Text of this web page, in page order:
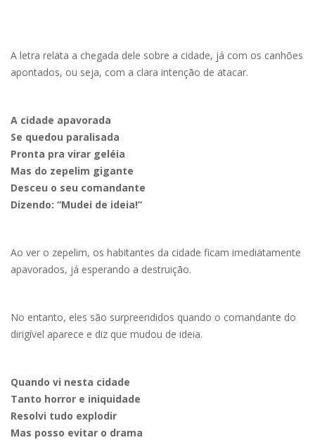
A letra relata a chegada dele sobre a cidade, já com os canhões
apontados, ou seja, com a clara intenção de atacar.
A cidade apavorada
Se quedou paralisada
Pronta pra virar geléia
Mas do zepelim gigante
Desceu o seu comandante
Dizendo: “Mudei de ideia!”
Ao ver o zepelim, os habitantes da cidade ficam imediatamente
apavorados, já esperando a destruição.
No entanto, eles são surpreendidos quando o comandante do
dirigível aparece e diz que mudou de ideia.
Quando vi nesta cidade
Tanto horror e iniquidade
Resolvi tudo explodir
Mas posso evitar o drama